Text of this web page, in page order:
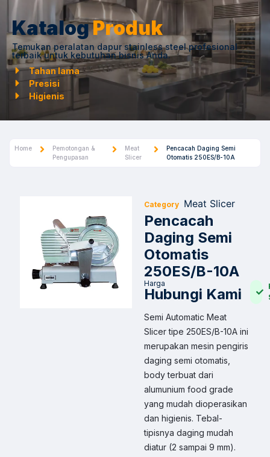
KatalogProduk
Temukan peralatan dapur stainless steel profesional
terbaik untuk kebutuhan bisnis Anda.
Tahan lama
Presisi
Higienis
Home
Pemotongan &
Pengupasan
Meat
Slicer
Pencacah Daging Semi
Otomatis 250ES/B-10A
Category Meat Slicer
Pencacah
Daging Semi
Otomatis
250ES/B-10A
Harga
Hubungi Kami
Semi Automatic Meat
Slicer tipe 250ES/B-10A ini
merupakan mesin pengiris
daging semi otomatis,
body terbuat dari
alumunium food grade
yang mudah dioperasikan
dan higienis. Tebal-
tipisnya daging mudah
diatur (2 sampai 9 mm).